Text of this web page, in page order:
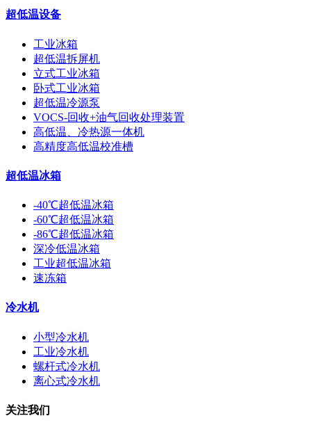
超低温设备
工业冰箱
超低温拆屏机
立式工业冰箱
卧式工业冰箱
超低温冷源泵
VOCS-回收+油气回收处理装置
高低温、冷热源一体机
高精度高低温校准槽
超低温冰箱
-40℃超低温冰箱
-60℃超低温冰箱
-86℃超低温冰箱
深冷低温冰箱
工业超低温冰箱
速冻箱
冷水机
小型冷水机
工业冷水机
螺杆式冷水机
离心式冷水机
关注我们